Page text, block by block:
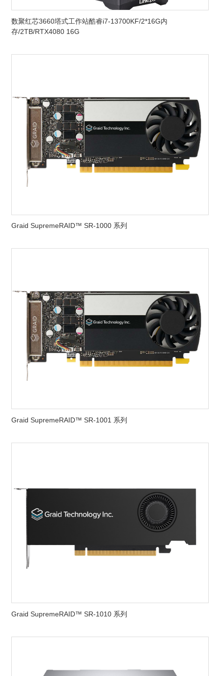
数聚红芯3660塔式工作站酷睿i7-13700KF/2*16G内
存/2TB/RTX4080 16G
Graid SupremeRAID™ SR-1000 系列
Graid SupremeRAID™ SR-1001 系列
Graid SupremeRAID™ SR-1010 系列